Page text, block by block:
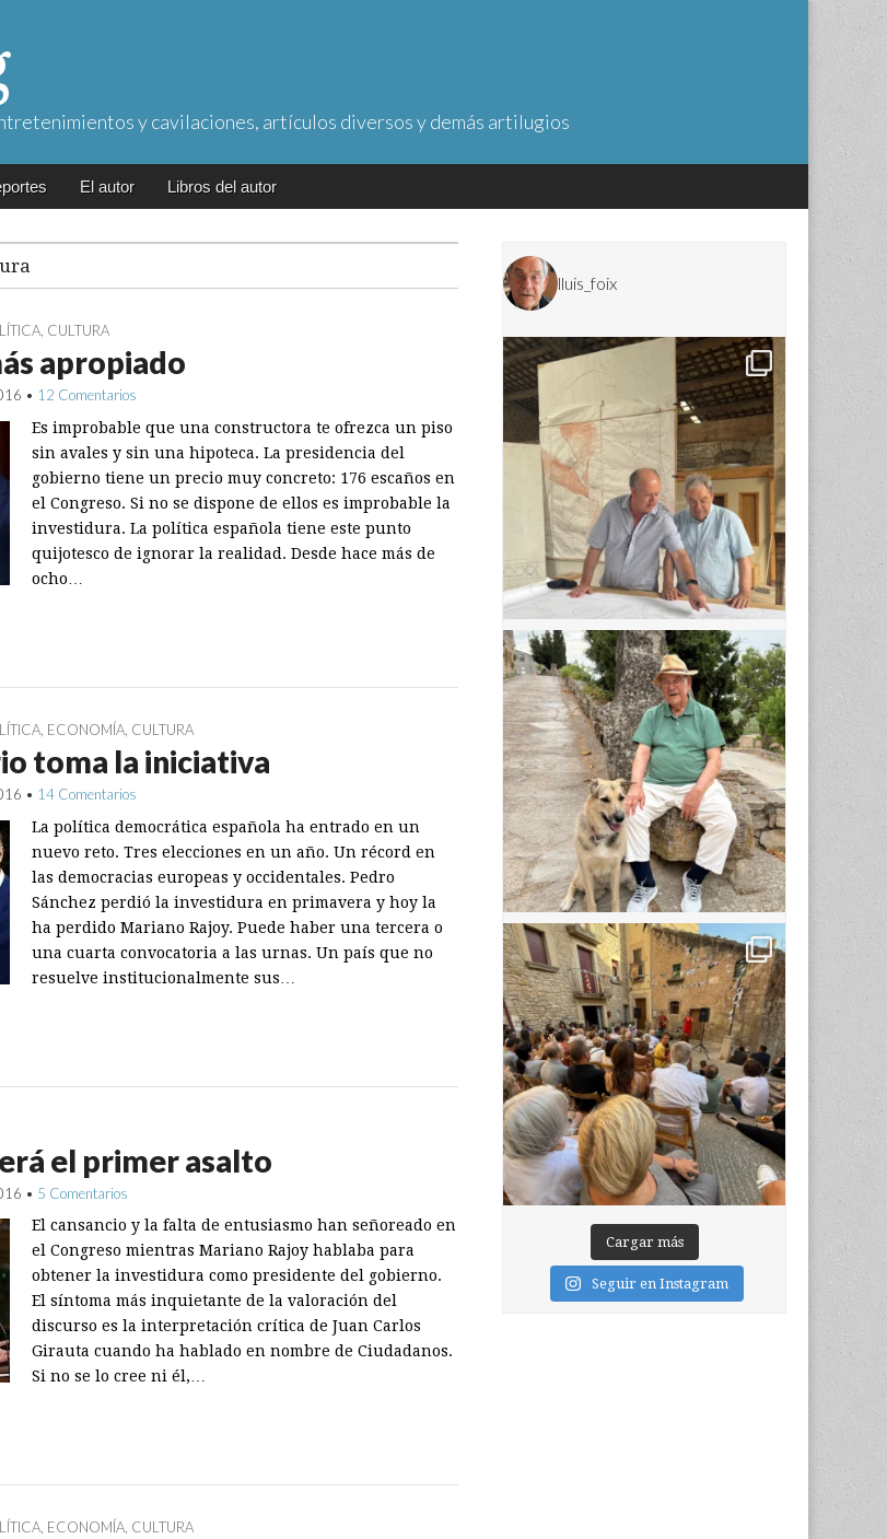
y cavilaciones, artículos diversos y demás artilugios
El autor Libros del autor
CULTURA
apropiado
• 12 Comentarios
Es improbable que una constructora te ofrezca un piso
sin avales y sin una hipoteca. La presidencia del
gobierno tiene un precio muy concreto: 176 escaños en
el Congreso. Si no se dispone de ellos es improbable la
investidura. La política española tiene este punto
quijotesco de ignorar la realidad. Desde hace más de
ocho…
ECONOMÍA CULTURA
toma la iniciativa
• 14 Comentarios
La política democrática española ha entrado en un
nuevo reto. Tres elecciones en un año. Un récord en
las democracias europeas y occidentales. Pedro
Sánchez perdió la investidura en primavera y hoy la
ha perdido Mariano Rajoy. Puede haber una tercera o
una cuarta convocatoria a las urnas. Un país que no
resuelve institucionalmente sus…
el primer asalto
• 5 Comentarios
El cansancio y la falta de entusiasmo han señoreado en
el Congreso mientras Mariano Rajoy hablaba para
obtener la investidura como presidente del gobierno.
El síntoma más inquietante de la valoración del
discurso es la interpretación crítica de Juan Carlos
Girauta cuando ha hablado en nombre de Ciudadanos.
Si no se lo cree ni él,…
, ECONOMÍA, CULTURA
lluis_foix
Cargar más
Seguir en Instagram